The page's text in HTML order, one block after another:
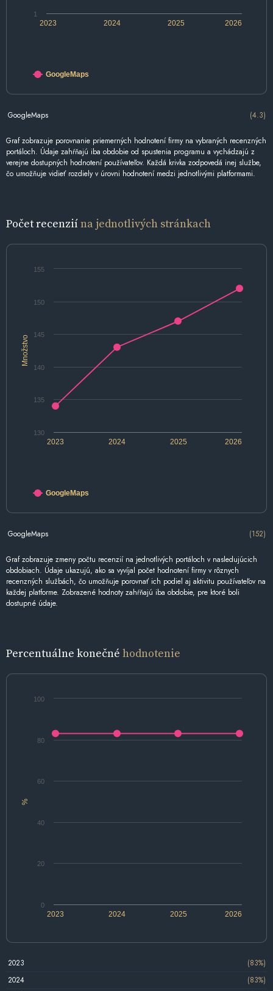
2024 2026
2023 2025
1
GoogleMaps
GoogleMaps (4.3)
Graf zobrazuje porovnanie priemerných hodnotení firmy na vybraných recenzných
portáloch. Údaje zahŕňajú iba obdobie od spustenia programu a vychádzajú z
verejne dostupných hodnotení používateľov. Každá krivka zodpovedá inej službe,
čo umožňuje vidieť rozdiely v úrovni hodnotení medzi jednotlivými platformami.
Počet recenziína jednotlivých stránkach
Množstvo
2024 2026
2023 2025
130
135
140
145
150
155
GoogleMaps
GoogleMaps (152)
Graf zobrazuje zmeny počtu recenzií na jednotlivých portáloch v nasledujúcich
obdobiach. Údaje ukazujú, ako sa vyvíjal počet hodnotení firmy v rôznych
recenzných službách, čo umožňuje porovnať ich podiel aj aktivitu používateľov na
každej platforme. Zobrazené hodnoty zahŕňajú iba obdobie, pre ktoré boli
dostupné údaje.
Percentuálne konečné hodnotenie
%
2024 2026
2023 2025
0
20
40
60
80
100
2023
(83%)
2024
(83%)